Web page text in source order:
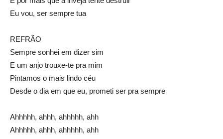
Eu vou, ser sempre tua
REFRÃO
Sempre sonhei em dizer sim
E um anjo trouxe-te pra mim
Pintamos o mais lindo céu
Desde o dia em que eu, prometi ser pra sempre
Ahhhhh, ahhh, ahhhhh, ahh
Ahhhhh, ahhh, ahhhhh, ahh